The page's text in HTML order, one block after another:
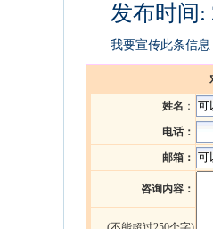
发布时间:
我要宣传此条信
姓名 ：
电话：
邮箱：
咨询内容：